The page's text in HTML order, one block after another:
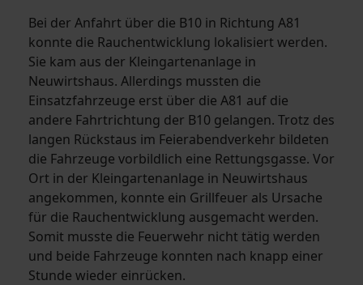
Bei der Anfahrt über die B10 in Richtung A81
konnte die Rauchentwicklung lokalisiert werden.
Sie kam aus der Kleingartenanlage in
Neuwirtshaus. Allerdings mussten die
Einsatzfahrzeuge erst über die A81 auf die
andere Fahrtrichtung der B10 gelangen. Trotz des
langen Rückstaus im Feierabendverkehr bildeten
die Fahrzeuge vorbildlich eine Rettungsgasse. Vor
Ort in der Kleingartenanlage in Neuwirtshaus
angekommen, konnte ein Grillfeuer als Ursache
für die Rauchentwicklung ausgemacht werden.
Somit musste die Feuerwehr nicht tätig werden
und beide Fahrzeuge konnten nach knapp einer
Stunde wieder einrücken.